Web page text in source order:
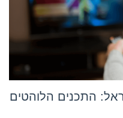
ישראל: התכנים הלוהטים